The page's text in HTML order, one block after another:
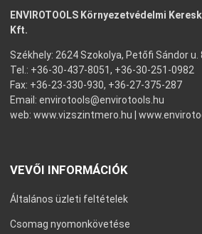
ENVIROTOOLS Környezetvédelmi
Kft.
Székhely: 2624 Szokolya, Petőfi Sándor u.
Tel.: +36-30-437-8051, +36-30-251-0982
Fax: +36-23-330-930, +36-27-375-287
Email: envirotools@envirotools.hu
web: www.vizszintmero.hu
VEVŐI INFORMÁCIÓK
Általános üzleti feltételek
Csomag nyomonkövetése